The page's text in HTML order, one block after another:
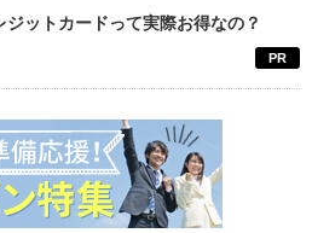
ットカードって実際お得なの？
PR